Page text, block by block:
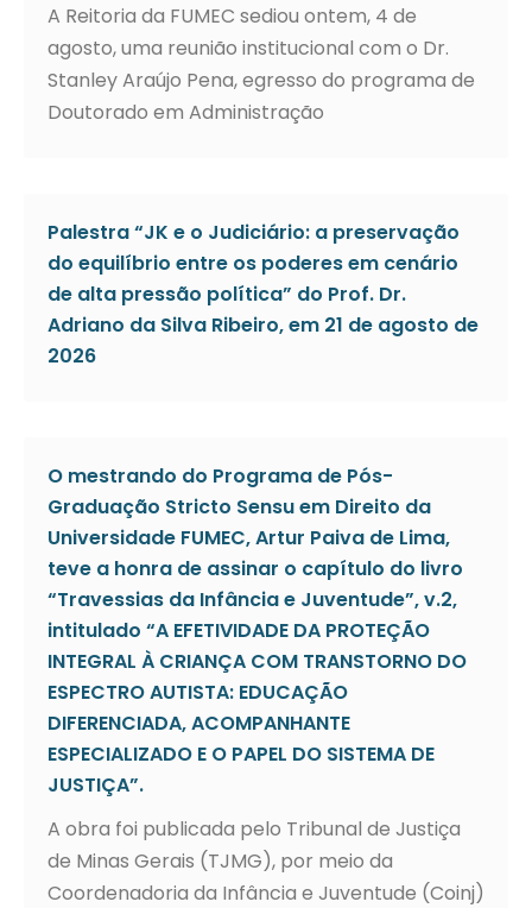
A Reitoria da FUMEC sediou ontem, 4 de
agosto, uma reunião institucional com o Dr.
Stanley Araújo Pena, egresso do programa de
Doutorado em Administração
Palestra “JK e o Judiciário: a preservação
do equilíbrio entre os poderes em cenário
de alta pressão política” do Prof. Dr.
Adriano da Silva Ribeiro, em 21 de agosto de
2026
O mestrando do Programa de Pós-
Graduação Stricto Sensu em Direito da
Universidade FUMEC, Artur Paiva de Lima,
teve a honra de assinar o capítulo do livro
“Travessias da Infância e Juventude”, v.2,
intitulado “A EFETIVIDADE DA PROTEÇÃO
INTEGRAL À CRIANÇA COM TRANSTORNO DO
ESPECTRO AUTISTA: EDUCAÇÃO
DIFERENCIADA, ACOMPANHANTE
ESPECIALIZADO E O PAPEL DO SISTEMA DE
JUSTIÇA”.
A obra foi publicada pelo Tribunal de Justiça
de Minas Gerais (TJMG), por meio da
Coordenadoria da Infância e Juventude (Coinj)